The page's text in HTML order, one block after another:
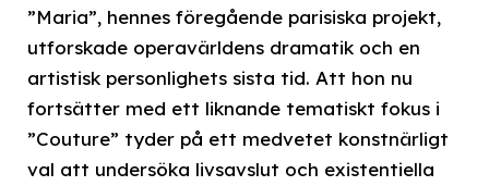
”Maria”, hennes föregående parisiska projekt,
utforskade operavärldens dramatik och en
artistisk personlighets sista tid. Att hon nu
fortsätter med ett liknande tematiskt fokus i
”Couture” tyder på ett medvetet konstnärligt
val att undersöka livsavslut och existentiella